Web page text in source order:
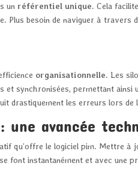
un référentiel unique. Cela
Plus besoin de naviguer à
organisationnelle. Les
synchronisées, permettant
drastiquement les erreurs lors
avancée
qu’offre le logiciel pim. Mettre à
font instantanément et avec une